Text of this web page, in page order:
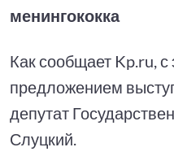
менингококка
Как сообщает Kp.ru,
предложением
депутат
Слуцкий.